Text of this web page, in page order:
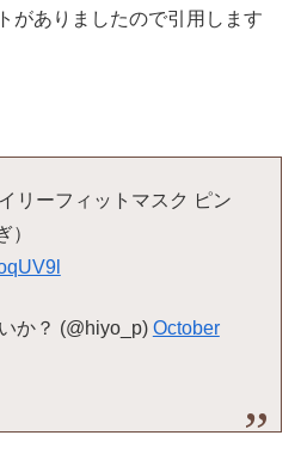
がありましたので引用します
リーフィットマスク ピン
）
か？ (@hiyo_p) October